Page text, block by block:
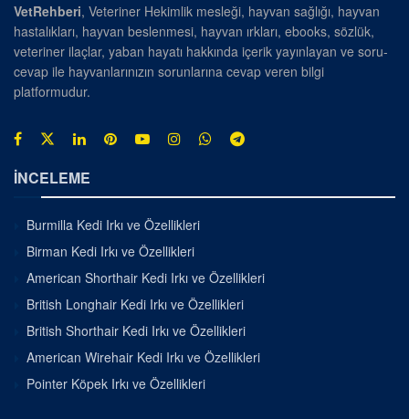
VetRehberi, Veteriner Hekimlik mesleği, hayvan sağlığı, hayvan
hastalıkları, hayvan beslenmesi, hayvan ırkları, ebooks, sözlük,
veteriner ilaçlar, yaban hayatı hakkında içerik yayınlayan ve soru-
cevap ile hayvanlarınızın sorunlarına cevap veren bilgi
platformudur.
İNCELEME
Burmilla Kedi Irkı ve Özellikleri
Birman Kedi Irkı ve Özellikleri
American Shorthair Kedi Irkı ve Özellikleri
British Longhair Kedi Irkı ve Özellikleri
British Shorthair Kedi Irkı ve Özellikleri
American Wirehair Kedi Irkı ve Özellikleri
Pointer Köpek Irkı ve Özellikleri